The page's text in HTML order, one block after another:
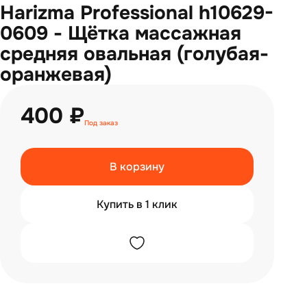
Harizma Professional h10629-
0609 - Щётка массажная
средняя овальная (голубая-
оранжевая)
400 ₽Под заказ
В корзину
Купить в 1 клик